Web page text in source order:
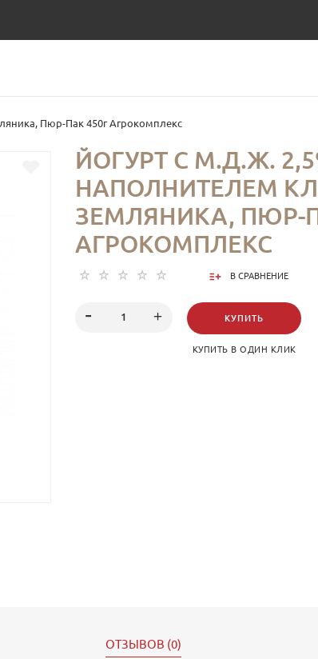
Пюр-Пак 450г Агрокомплекс
ЙОГУРТ С М.Д.Ж.
НАПОЛНИТЕЛЕМ
ЗЕМЛЯНИКА, ПЮР-
АГРОКОМПЛЕКС
В СРАВНЕНИЕ
КУПИТЬ
КУПИТЬ В ОДИН КЛИК
ОТЗЫВОВ (0)